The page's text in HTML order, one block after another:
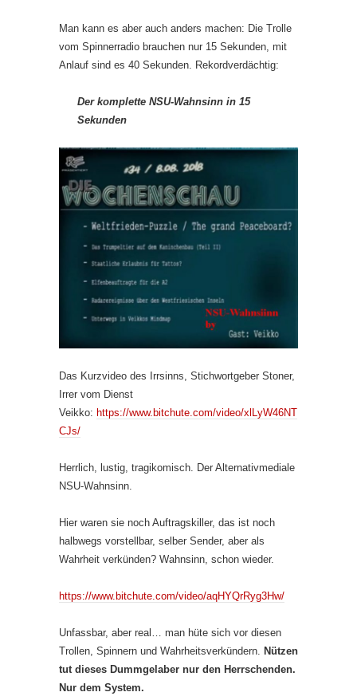
Man kann es aber auch anders machen: Die Trolle
vom Spinnerradio brauchen nur 15 Sekunden, mit
Anlauf sind es 40 Sekunden. Rekordverdächtig:
Der komplette NSU-Wahnsinn in 15
Sekunden
Das Kurzvideo des Irrsinns, Stichwortgeber Stoner,
Irrer vom Dienst
Veikko: https://www.bitchute.com/video/xlLyW46NT
CJs/
Herrlich, lustig, tragikomisch. Der Alternativmediale
NSU-Wahnsinn.
Hier waren sie noch Auftragskiller, das ist noch
halbwegs vorstellbar, selber Sender, aber als
Wahrheit verkünden? Wahnsinn, schon wieder.
https://www.bitchute.com/video/aqHYQrRyg3Hw/
Unfassbar, aber real… man hüte sich vor diesen
Trollen, Spinnern und Wahrheitsverkündern. Nützen
tut dieses Dummgelaber nur den Herrschenden.
Nur dem System.